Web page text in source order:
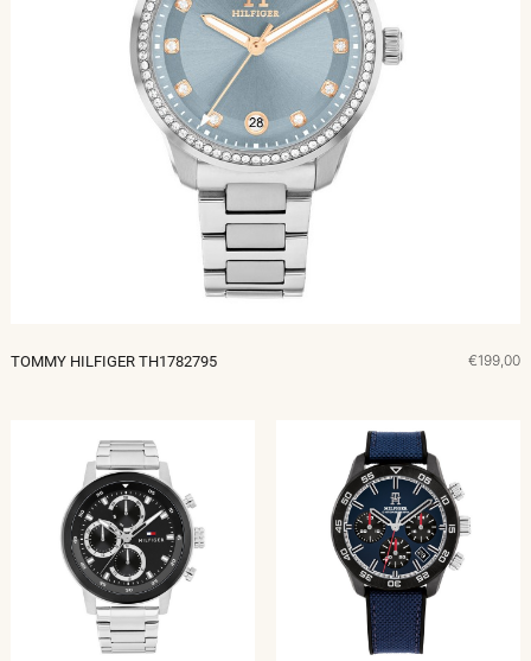
TOMMY HILFIGER TH1782795 €199,00